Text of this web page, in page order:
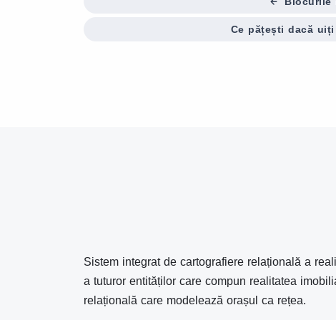
Ce pățești dacă
Sistem integrat de cartografiere relațională a
a tuturor entităților care compun realitatea
relațională care modelează orașul ca rețea.